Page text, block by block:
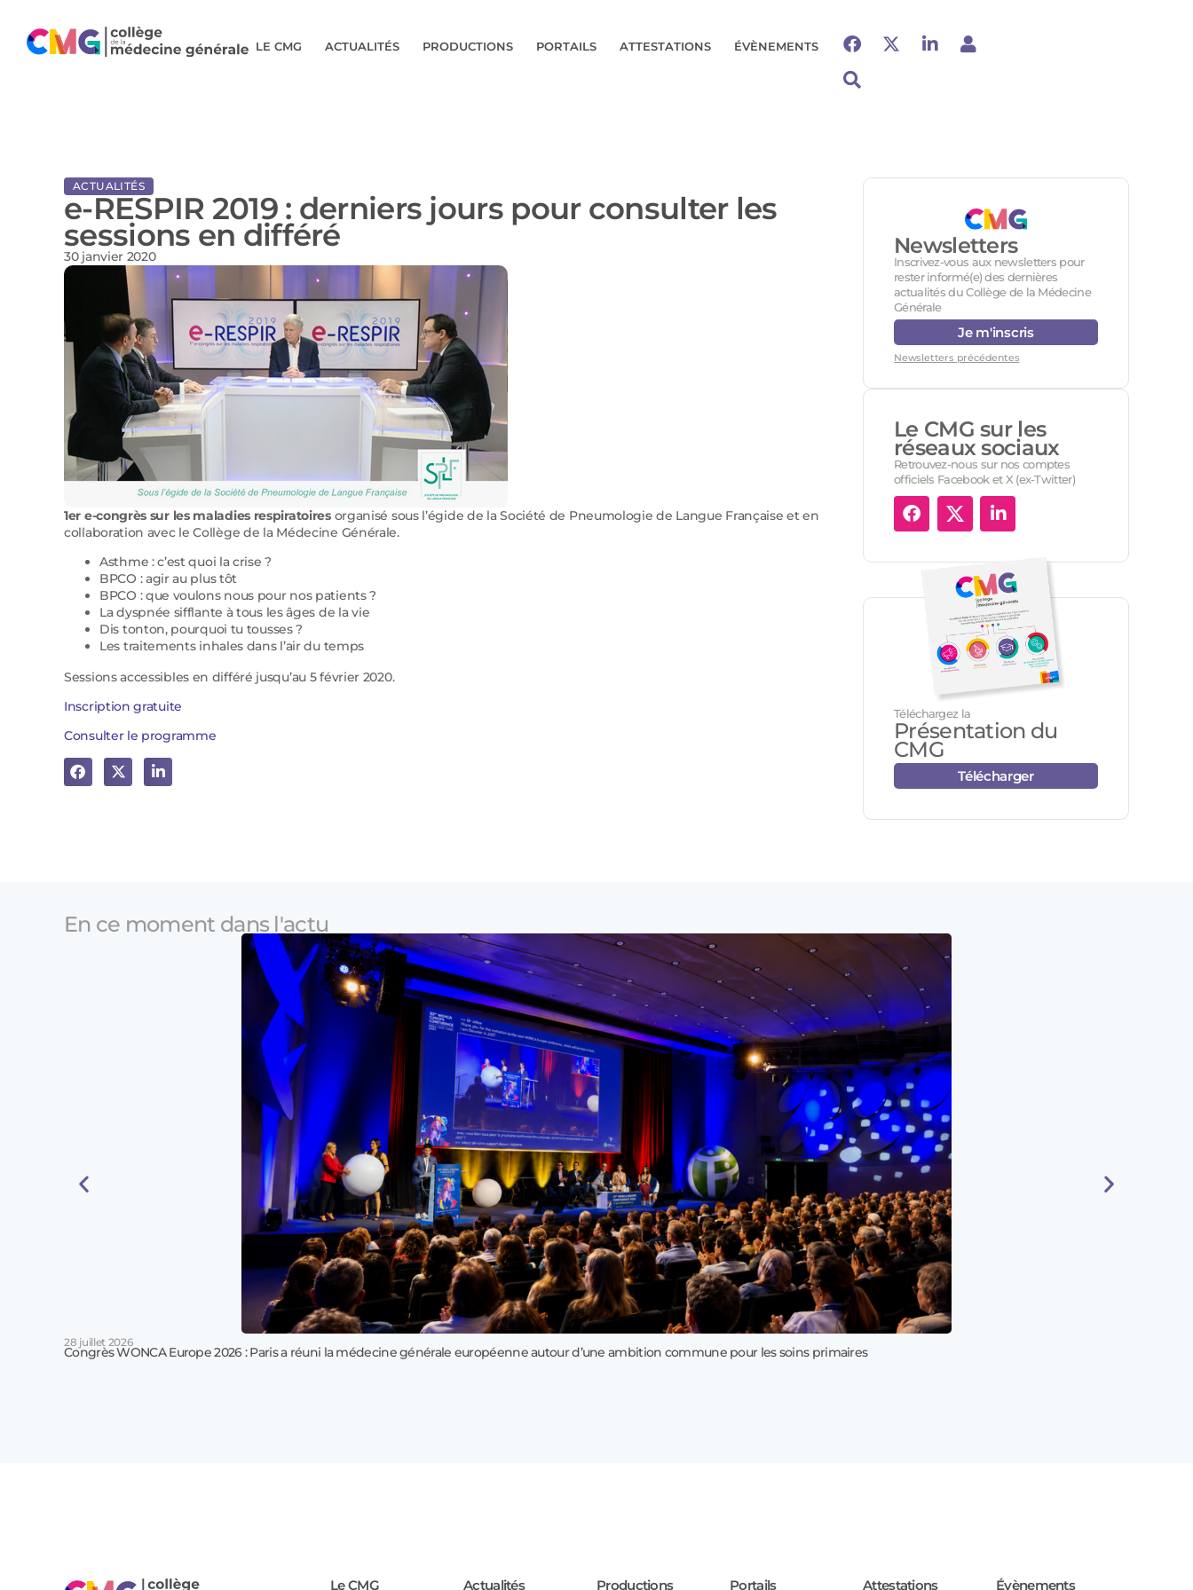
LE CMG ACTUALITÉS PRODUCTIONS PORTAILS ATTESTATIONS ÉVÈNEMENTS
ACTUALITÉS
e-RESPIR 2019 : derniers jours pour consulter les
sessions en différé
30 janvier 2020
1er e-congrès sur les maladies respiratoiresorganisé sous l’égide de la Société de Pneumologie de Langue Française et en
collaboration avec le Collège de la Médecine Générale.
Asthme : c’est quoi la crise ?
BPCO : agir au plus tôt
BPCO : que voulons nous pour nos patients ?
La dyspnée sifflante à tous les âges de la vie
Dis tonton, pourquoi tu tousses ?
Les traitements inhales dans l’air du temps
Sessions accessibles en différé jusqu’au 5 février 2020.
Inscription gratuite
Consulter le programme
Newsletters
Inscrivez-vous aux newsletters pour
rester informé(e) des dernières
actualités du Collège de la Médecine
Générale
Je m'inscris
Newsletters précédentes
Le CMG sur les
réseaux sociaux
Retrouvez-nous sur nos comptes
officiels Facebook et X (ex-Twitter)
Téléchargez la
Présentation du
CMG
Télécharger
En ce moment dans l'actu
28 juillet 2026
Congrès WONCA Europe 2026 : Paris a réuni la médecine générale européenne autour d’une ambition commune pour les soins primaires
Le CMG Actualités Productions Portails Attestations Évènements